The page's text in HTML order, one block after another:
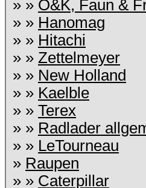
» » O&K, Faun &
» » Hanomag
» » Hitachi
» » Zettelmeyer
» » New Holland
» » Kaelble
» » Terex
» » Radlader
» » LeTourneau
» Raupen
» » Caterpillar